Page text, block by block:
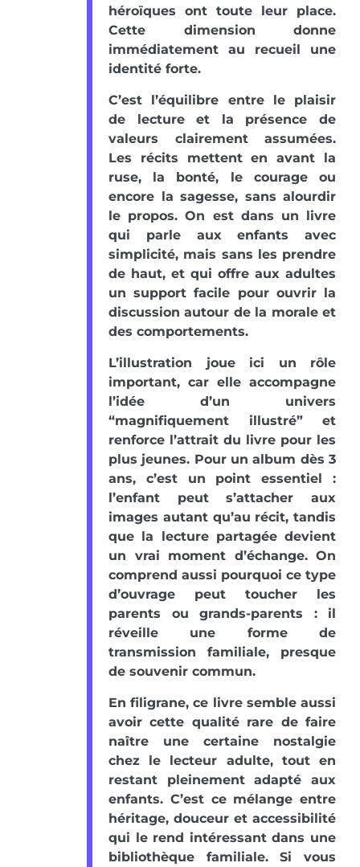
héroïques ont toute leur place.
Cette dimension donne
immédiatement au recueil une
identité forte.
C’est l’équilibre entre le plaisir
de lecture et la présence de
valeurs clairement assumées.
Les récits mettent en avant la
ruse, la bonté, le courage ou
encore la sagesse, sans alourdir
le propos. On est dans un livre
qui parle aux enfants avec
simplicité, mais sans les prendre
de haut, et qui offre aux adultes
un support facile pour ouvrir la
discussion autour de la morale et
des comportements.
L’illustration joue ici un rôle
important, car elle accompagne
l’idée d’un univers
“magnifiquement illustré” et
renforce l’attrait du livre pour les
plus jeunes. Pour un album dès 3
ans, c’est un point essentiel :
l’enfant peut s’attacher aux
images autant qu’au récit, tandis
que la lecture partagée devient
un vrai moment d’échange. On
comprend aussi pourquoi ce type
d’ouvrage peut toucher les
parents ou grands-parents : il
réveille une forme de
transmission familiale, presque
de souvenir commun.
En filigrane, ce livre semble aussi
avoir cette qualité rare de faire
naître une certaine nostalgie
chez le lecteur adulte, tout en
restant pleinement adapté aux
enfants. C’est ce mélange entre
héritage, douceur et accessibilité
qui le rend intéressant dans une
bibliothèque familiale. Si vous